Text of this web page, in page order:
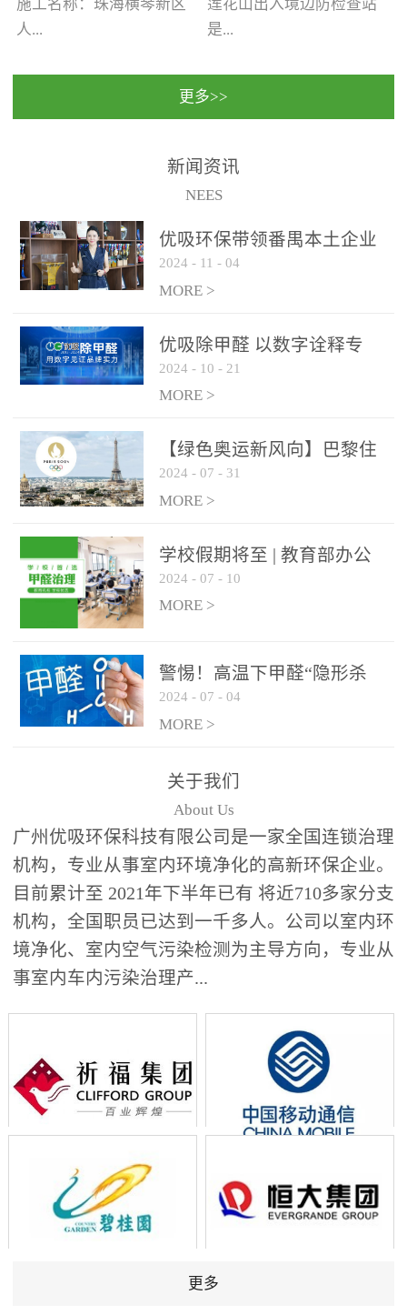
优吸环保截止2020年拥有
全国600家网点分支机构。
施工名称：珠海横琴新区
人...
民法院室内除甲醛空气治
保施工日期：2020年1月珠
莲花山出入境边防检查站
是...
国家通过设在对外开放口
（及各出入境边防检查
更多>>
新闻资讯
NEES
优吸环保带领番禺本​土企业
勇敢破局向“新”
2024 - 11 - 04
MORE >
优吸除甲醛 以数字诠释专
业，尽显除醛品牌实力！
2024 - 10 - 21
MORE >
【绿色奥运新风向】巴黎住
宿风波：优吸环保共建健康
绿色家居
2024 - 07 - 31
MORE >
学校假期将至 | 教育部办公
厅关于加强学校新建校舍室
内空气质量管理通知
2024 - 07 - 10
MORE >
警惕！高温下甲醛“隐形杀
手”来袭，你的家安全吗？
2024 - 07 - 04
MORE >
关于我们
About Us
广州优吸环保科技有限公司是一家全国连锁治理
机构，专业从事室内环境净化的高新环保企业。
目前累计至 2021年下半年已有 将近710多家分支
机构，全国职员已达到一千多人。公司以室内环
境净化、室内空气污染检测为主导方向，专业从
事室内车内污染治理产...
更多